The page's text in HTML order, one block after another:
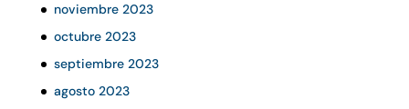
noviembre 2023
octubre 2023
septiembre 2023
agosto 2023